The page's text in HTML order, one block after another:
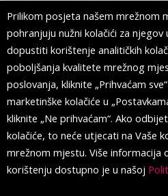
prvi put pojavljuju u Splitu.
PRATITE NAS
Prilikom posjeta našem mrežnom
pohranjuju nužni kolačići za
dopustiti korištenje analitičkih
poboljšanja kvalitete mrežnog
poslovanja, kliknite „Prihvaćam
marketinške kolačiće u
kliknite „Ne prihvaćam“. Ako
kolačiće, to neće utjecati na Vaše
mrežnom mjestu. Više informacija
korištenju dostupno je u našoj